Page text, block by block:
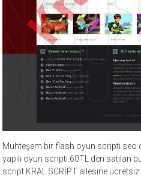
Muhteşem bir flash oyun scripti seo
yapılı oyun scripti.60TL den satılan
script KRAL SCRİPT ailesine ücretsiz.